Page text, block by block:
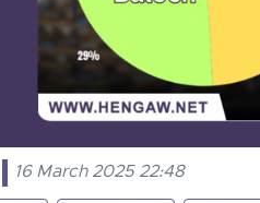
16 March 2025 22:48